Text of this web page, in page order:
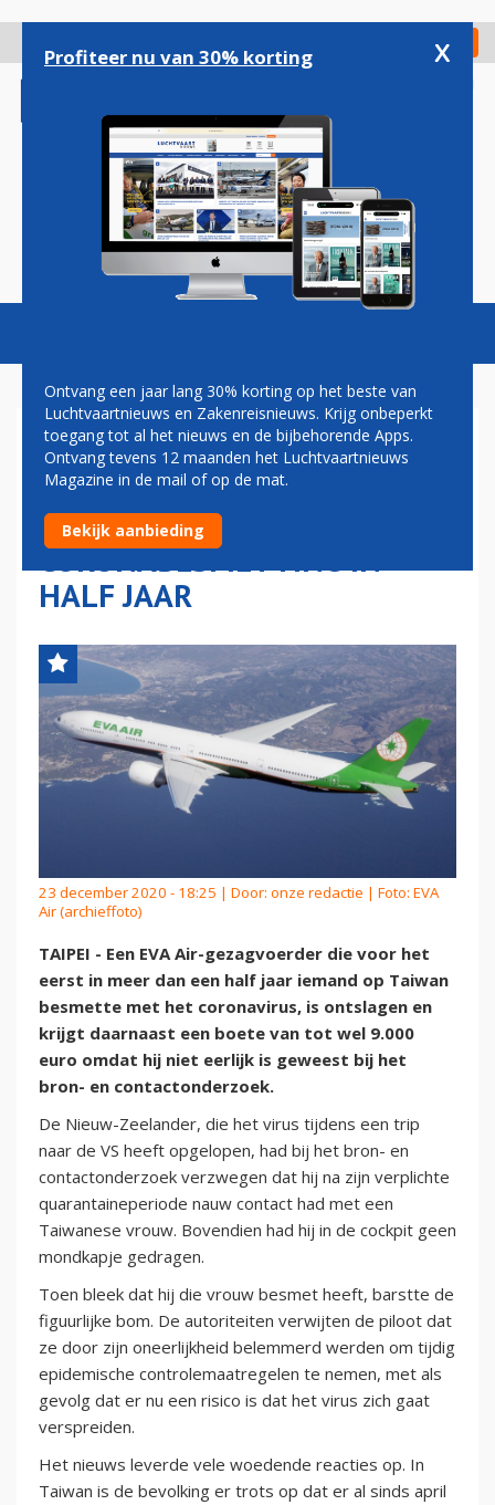
gaan
Check in
Magazine Podcasts Vacatures
ONEERLIJKE EVA AIR-PILOOT
ONTSLAGEN NA EERSTE
TAIWANESE
CORONABESMETTING IN
HALF JAAR
23 december 2020 - 18:25 | Door: onze redactie | Foto: EVA
Air (archieffoto)
TAIPEI - Een EVA Air-gezagvoerder die voor het
eerst in meer dan een half jaar iemand op Taiwan
besmette met het coronavirus, is ontslagen en
krijgt daarnaast een boete van tot wel 9.000
euro omdat hij niet eerlijk is geweest bij het
bron- en contactonderzoek.
De Nieuw-Zeelander, die het virus tijdens een trip
naar de VS heeft opgelopen, had bij het bron- en
contactonderzoek verzwegen dat hij na zijn verplichte
quarantaineperiode nauw contact had met een
Taiwanese vrouw. Bovendien had hij in de cockpit geen
mondkapje gedragen.
Toen bleek dat hij die vrouw besmet heeft, barstte de
figuurlijke bom. De autoriteiten verwijten de piloot dat
ze door zijn oneerlijkheid belemmerd werden om tijdig
epidemische controlemaatregelen te nemen, met als
gevolg dat er nu een risico is dat het virus zich gaat
verspreiden.
Het nieuws leverde vele woedende reacties op. In
Taiwan is de bevolking er trots op dat er al sinds april
Profiteer nu van 30% korting x
Ontvang een jaar lang 30% korting op het beste van
Luchtvaartnieuws en Zakenreisnieuws. Krijg onbeperkt
toegang tot al het nieuws en de bijbehorende Apps.
Ontvang tevens 12 maanden het Luchtvaartnieuws
Magazine in de mail of op de mat.
Bekijk aanbieding